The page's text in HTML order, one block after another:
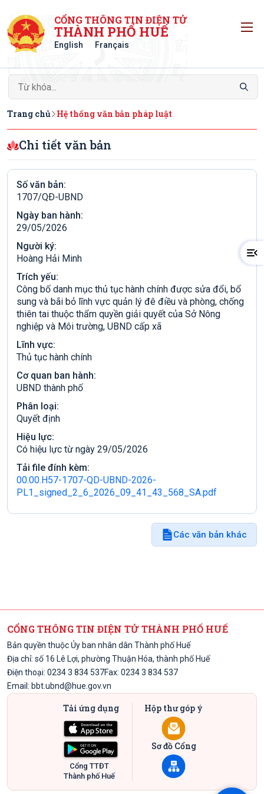
CỔNG THÔNG TIN ĐIỆN TỬ
THÀNH PHỐ HUẾ
English Français
Trang chủ Hệ thống văn bản pháp luật
Chi tiết văn bản
Số văn bản:
1707/QÐ-UBND
Ngày ban hành:
29/05/2026
Người ký:
Hoàng Hải Minh
Trích yếu:
Công bố danh mục thủ tục hành chính được sửa đổi, bổ
sung và bãi bỏ lĩnh vực quản lý đê điều và phòng, chống
thiên tai thuộc thẩm quyền giải quyết của Sở Nông
nghiệp và Môi trường, UBND cấp xã
Lĩnh vực:
Thủ tục hành chính
Cơ quan ban hành:
UBND thành phố
Phân loại:
Quyết định
Hiệu lực:
Có hiệu lực từ ngày 29/05/2026
Tải file đính kèm:
00.00.H57-1707-QD-UBND-2026-
PL1_signed_2_6_2026_09_41_43_568_SA.pdf
Các văn bản khác
CỔNG THÔNG TIN ĐIỆN TỬ THÀNH PHỐ HUẾ
Bản quyền thuộc Ủy ban nhân dân Thành phố Huế
Địa chỉ: số 16 Lê Lợi, phường Thuận Hóa, thành phố Huế
Điện thoại: 0234 3 834 537Fax: 0234 3 834 537
Email: bbt.ubnd@hue.gov.vn
Tải ứng dụng
Cổng TTĐT
Thành phố Huế
Hộp thư góp ý
Sơ đồ Cổng